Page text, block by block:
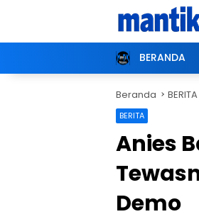
BERANDA
Beranda BERITA
BERITA
Anies
Demo